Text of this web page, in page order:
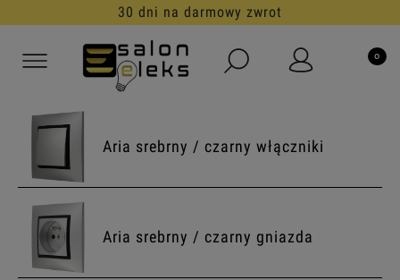
30 dni na darmowy zwrot
Aria srebrny / czarny włączniki
Aria srebrny / czarny gniazda